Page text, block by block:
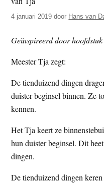
t
z
e
i
t
4 januari 2019 door Hans van
Geïnspireerd door
Meester Tja zegt:
De tienduizend dingen
duister beginsel binnen. Ze
kennen.
Het Tja keert ze
hun duister beginsel. Dit
dingen.
De tienduizend dingen